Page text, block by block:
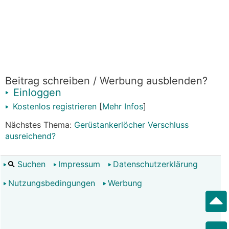
Beitrag schreiben / Werbung ausblenden?
Einloggen
Kostenlos registrieren [Mehr Infos]
Nächstes Thema: Gerüstankerlöcher Verschluss
ausreichend?
Suchen Impressum
Datenschutzerklärung
Nutzungsbedingungen
Werbung